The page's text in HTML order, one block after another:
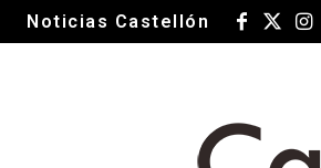
Noticias Castellón